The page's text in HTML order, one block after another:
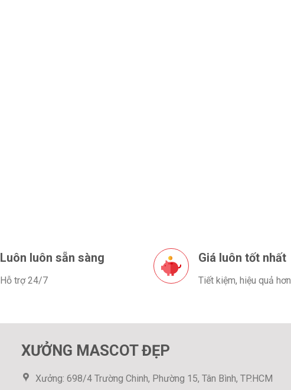
Luôn luôn sẵn sàng
Hỗ trợ 24/7
Giá luôn tốt nhất
Tiết kiệm, hiệu quả hơn
XƯỞNG MASCOT ĐẸP
Xưởng: 698/4 Trường Chinh, Phường 15, Tân Bình, TP.HCM